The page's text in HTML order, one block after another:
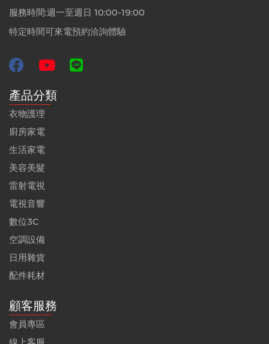
服務時間:週一至週日 10:00-19:00
特定時間可來電預約洽詢體驗
產品分類
衣物護理
廚房家電
生活家電
美容美髮
雷射電視
電視音響
數位3C
空調設備
日用雜貨
配件耗材
顧客服務
會員專區